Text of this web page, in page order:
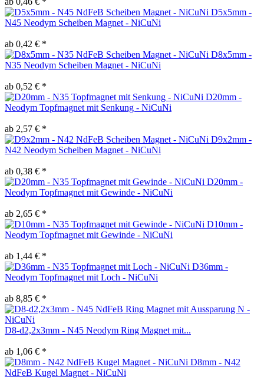
D5x5mm -
N45 Neodym Scheiben Magnet - NiCuNi
ab 0,42 € *
D8x5mm -
N35 Neodym Scheiben Magnet - NiCuNi
ab 0,52 € *
D20mm -
Neodym Topfmagnet mit Senkung - NiCuNi
ab 2,57 € *
D9x2mm -
N42 Neodym Scheiben Magnet - NiCuNi
ab 0,38 € *
D20mm -
Neodym Topfmagnet mit Gewinde - NiCuNi
ab 2,65 € *
D10mm -
Neodym Topfmagnet mit Gewinde - NiCuNi
ab 1,44 € *
D36mm -
Neodym Topfmagnet mit Loch - NiCuNi
ab 8,85 € *
D8-d2,2x3mm - N45 Neodym Ring Magnet mit...
ab 1,06 € *
D8mm - N42
NdFeB Kugel Magnet - NiCuNi